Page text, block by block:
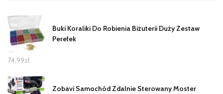
Buki Koraliki Do Robienia Biżuterii Duży Zestaw
Perełek
74,99zł
Zobavi Samochód Zdalnie Sterowany Moster